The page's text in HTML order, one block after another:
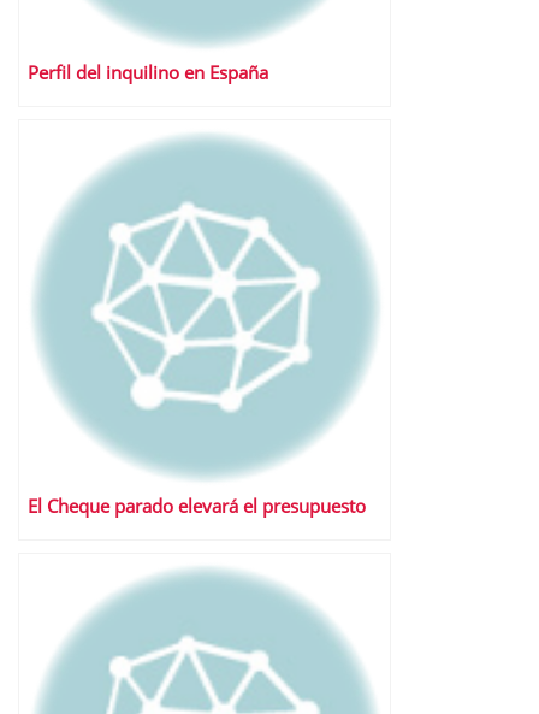
Perfil del inquilino en España
El Cheque parado elevará el presupuesto